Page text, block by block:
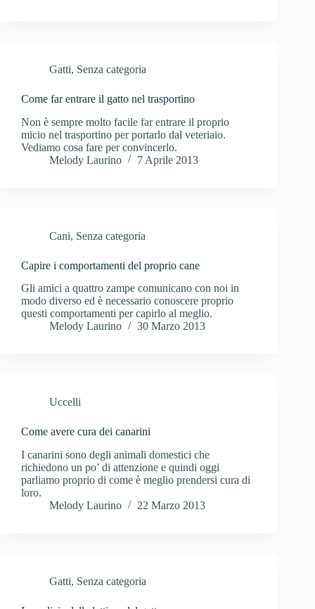
Gatti, Senza categoria
Come far entrare il gatto nel trasportino
Non è sempre molto facile far entrare il proprio
micio nel trasportino per portarlo dal veteriaio.
Vediamo cosa fare per convincerlo.
Melody Laurino
7 Aprile 2013
Cani, Senza categoria
Capire i comportamenti del proprio cane
Gli amici a quattro zampe comunicano con noi in
modo diverso ed è necessario conoscere proprio
questi comportamenti per capirlo al meglio.
Melody Laurino
30 Marzo 2013
Uccelli
Come avere cura dei canarini
I canarini sono degli animali domestici che
richiedono un po’ di attenzione e quindi oggi
parliamo proprio di come è meglio prendersi cura di
loro.
Melody Laurino
22 Marzo 2013
Gatti, Senza categoria